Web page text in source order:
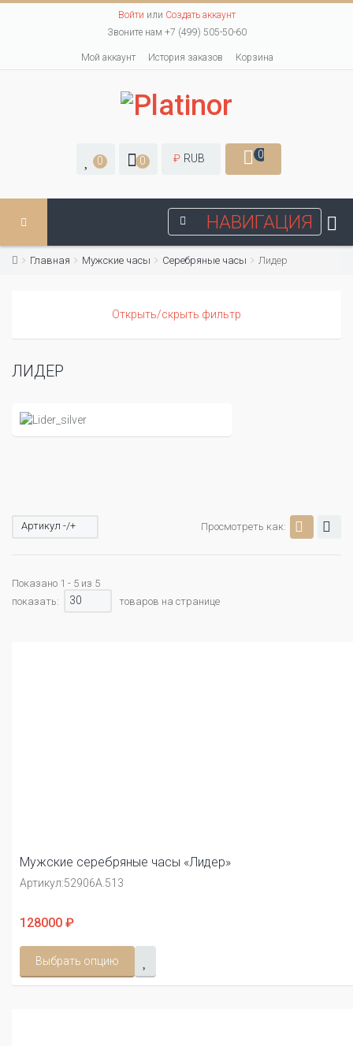
Войти или Создать аккаунт
Звоните нам +7 (499) 505-50-60
Мой аккаунт История заказов Корзина
0 0 ₽ RUB 0
НАВИГАЦИЯ
Главная Мужские часы Серебряные часы Лидер
Открыть/скрыть фильтр
ЛИДЕР
Просмотреть как:
Артикул -/+
Показано 1 - 5 из 5
показать:
30 товаров на странице
Мужские серебряные часы «Лидер»
Артикул:52906А.513
128000 ₽
Выбрать опцию